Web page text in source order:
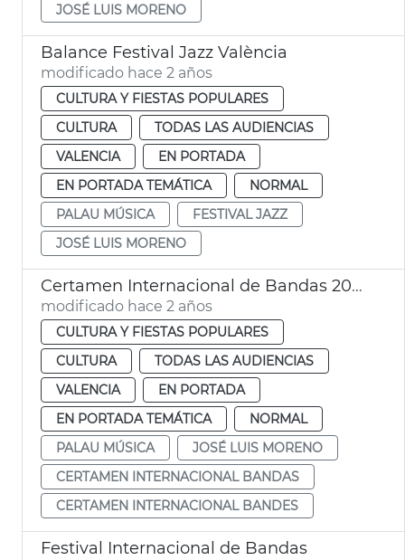
JOSÉ LUIS MORENO
Balance Festival Jazz València
modificado hace 2 años
CULTURA Y FIESTAS POPULARES
CULTURA
TODAS LAS AUDIENCIAS
VALENCIA
EN PORTADA
EN PORTADA TEMÁTICA
NORMAL
PALAU MÚSICA
FESTIVAL JAZZ
JOSÉ LUIS MORENO
Certamen Internacional de Bandas 2024
modificado hace 2 años
CULTURA Y FIESTAS POPULARES
CULTURA
TODAS LAS AUDIENCIAS
VALENCIA
EN PORTADA
EN PORTADA TEMÁTICA
NORMAL
PALAU MÚSICA
JOSÉ LUIS MORENO
CERTAMEN INTERNACIONAL BANDAS
CERTAMEN INTERNACIONAL BANDES
Festival Internacional de Bandas